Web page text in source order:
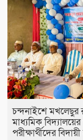
চন্দনাইশে
মাধ্যমিক
পরীক্ষার্থীদের